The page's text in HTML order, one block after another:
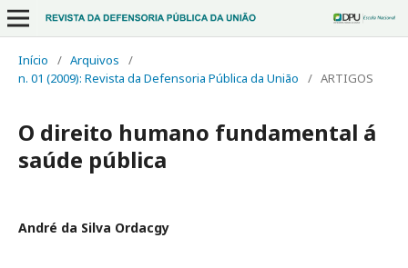
Início / Arquivos
/
n. 01 (2009): Revista da Defensoria Pública da União
/ ARTIGOS
O direito humano fundamental á
saúde pública
André da Silva Ordacgy